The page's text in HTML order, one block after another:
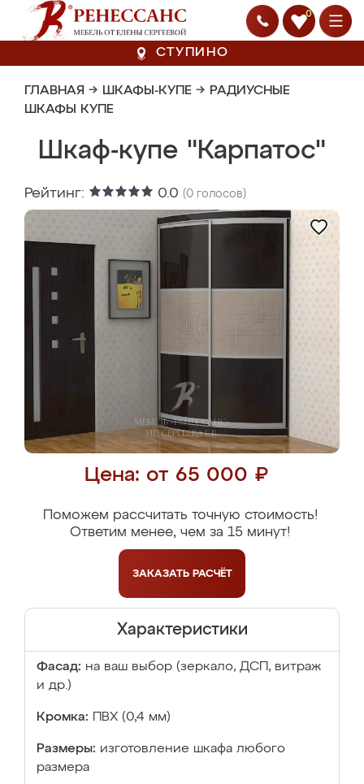
0
СТУПИНО
ГЛАВНАЯ → ШКАФЫ-КУПЕ → РАДИУСНЫЕ
ШКАФЫ КУПЕ
Шкаф-купе "Карпатос"
Рейтинг: 0.0 (0 голосов)
Цена: от 65 000 ₽
Поможем рассчитать точную стоимость!
Ответим менее, чем за 15 минут!
ЗАКАЗАТЬ РАСЧЁТ
Характеристики
Фасад: на ваш выбор (зеркало, ДСП, витраж
и др.)
Кромка: ПВХ (0,4 мм)
Размеры: изготовление шкафа любого
размера